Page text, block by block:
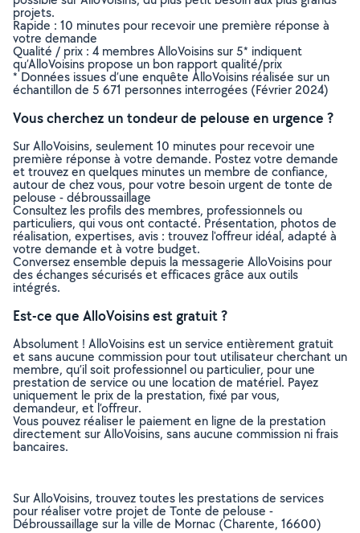
projets.
Rapide : 10 minutes pour recevoir une première réponse à
votre demande
Qualité / prix : 4 membres AlloVoisins sur 5* indiquent
qu’AlloVoisins propose un bon rapport qualité/prix
* Données issues d’une enquête AlloVoisins réalisée sur un
échantillon de 5 671 personnes interrogées (Février 2024)
Vous cherchez un tondeur de pelouse en urgence ?
Sur AlloVoisins, seulement 10 minutes pour recevoir une
première réponse à votre demande. Postez votre demande
et trouvez en quelques minutes un membre de confiance,
autour de chez vous, pour votre besoin urgent de tonte de
pelouse - débroussaillage
Consultez les profils des membres, professionnels ou
particuliers, qui vous ont contacté. Présentation, photos de
réalisation, expertises, avis : trouvez l'offreur idéal, adapté à
votre demande et à votre budget.
Conversez ensemble depuis la messagerie AlloVoisins pour
des échanges sécurisés et efficaces grâce aux outils
intégrés.
Est-ce que AlloVoisins est gratuit ?
Absolument ! AlloVoisins est un service entièrement gratuit
et sans aucune commission pour tout utilisateur cherchant un
membre, qu’il soit professionnel ou particulier, pour une
prestation de service ou une location de matériel. Payez
uniquement le prix de la prestation, fixé par vous,
demandeur, et l’offreur.
Vous pouvez réaliser le paiement en ligne de la prestation
directement sur AlloVoisins, sans aucune commission ni frais
bancaires.
Sur AlloVoisins, trouvez toutes les prestations de services
pour réaliser votre projet de Tonte de pelouse -
Débroussaillage sur la ville de Mornac (Charente, 16600)